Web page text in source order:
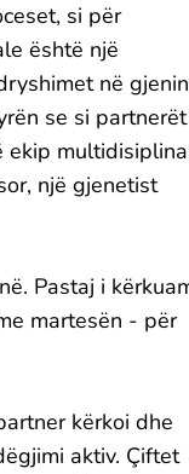
si për
është një
në gjenin
se si partnerët
ekip
një gjenetist
Pastaj i
martesën - për
kërkoi dhe
aktiv. Çiftet